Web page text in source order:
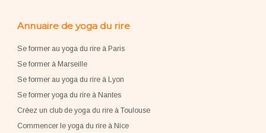
Annuaire de yoga du rire
Se former au yoga du rire à Paris
Se former à Marseille
Se former au yoga du rire à Lyon
Se former yoga du rire à Nantes
Créez un club de yoga du rire à Toulouse
Commencer le yoga du rire à Nice